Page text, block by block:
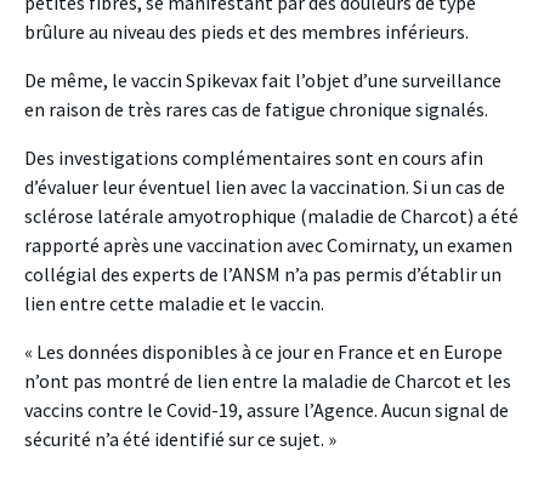
brûlure au niveau des pieds et des membres inférieurs.
De même, le vaccin Spikevax fait l’objet d’une surveillance
en raison de très rares cas de fatigue chronique signalés.
Des investigations complémentaires sont en cours afin
d’évaluer leur éventuel lien avec la vaccination. Si un cas de
sclérose latérale amyotrophique (maladie de Charcot) a été
rapporté après une vaccination avec Comirnaty, un examen
collégial des experts de l’ANSM n’a pas permis d’établir un
lien entre cette maladie et le vaccin.
« Les données disponibles à ce jour en France et en Europe
n’ont pas montré de lien entre la maladie de Charcot et les
vaccins contre le Covid-19, assure l’Agence. Aucun signal de
sécurité n’a été identifié sur ce sujet. »